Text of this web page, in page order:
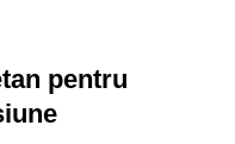
pentru